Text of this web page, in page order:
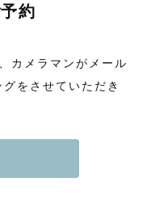
約
カメラマンがメール
をさせていただき